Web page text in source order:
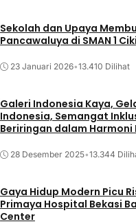
Sekolah dan Upaya
Pancawaluya di SMAN 1
23 Januari 2026•13.410 Dilihat
Galeri Indonesia Kaya,
Indonesia, Semangat
Beriringan dalam Harmoni
28 Desember 2025•13.344
Gaya Hidup Modern Picu
Primaya Hospital Bekasi
Center